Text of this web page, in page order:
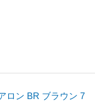
ロン BR ブラウン 7